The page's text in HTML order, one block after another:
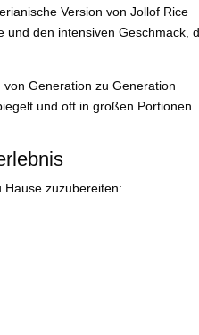
Version von Jollof Rice
und den intensiven Geschmack,
Generation zu Generation
und oft in großen Portionen
Hause zuzubereiten: